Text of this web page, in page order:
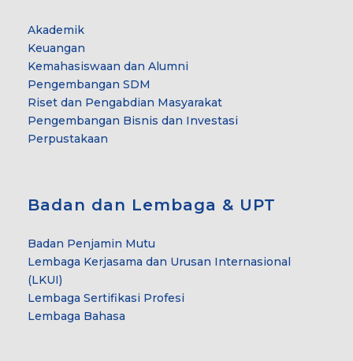
Akademik
Keuangan
Kemahasiswaan dan Alumni
Pengembangan SDM
Riset dan Pengabdian Masyarakat
Pengembangan Bisnis dan Investasi
Perpustakaan
Badan dan Lembaga & UPT
Badan Penjamin Mutu
Lembaga Kerjasama dan Urusan Internasional
(LKUI)
Lembaga Sertifikasi Profesi
Lembaga Bahasa